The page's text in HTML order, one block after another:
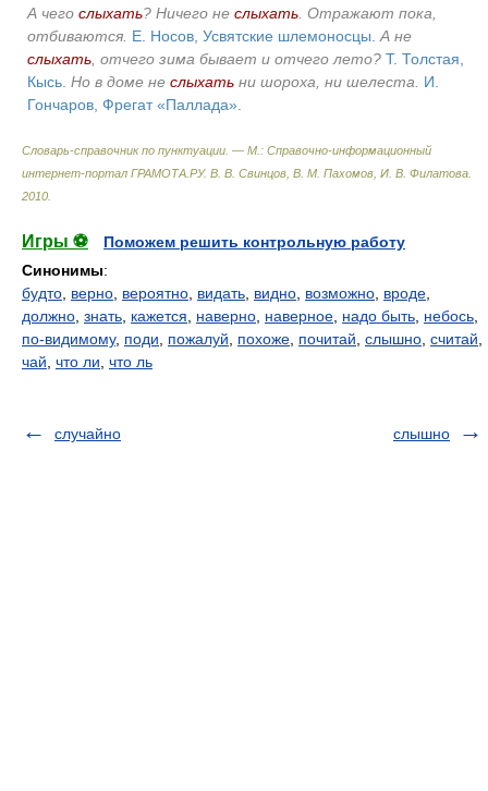
А чего слыхать? Ничего не слыхать Отражают пока,
отбиваются. Е. Носов, Усвятские шлемоносцы. А не
слыхать , отчего зима бывает и отчего лето? Т. Толстая,
Кысь. Но в доме не слыхать ни шороха, ни шелеста.
И.
Гончаров, Фрегат «Паллада».
Словарь-справочник по пунктуации. — М.: Справочно-информационный
интернет-портал ГРАМОТА.РУ. В. В. Свинцов, В. М. Пахомов, И. В. Филатова
2010
Игры ⚽
Поможем решить контрольную работу
Синонимы:
будто верно вероятно видать видно возможно вроде
должно знать кажется наверно наверное надо быть небось
по-видимому, поди пожалуй похоже почитай слышно считай
чай что ли что ль
случайно слышно